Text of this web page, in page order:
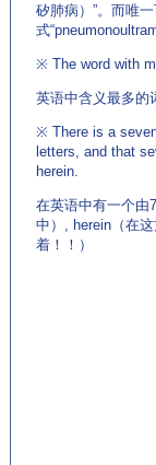
矽肺病）”。而唯
式
※ The word with
英语中含义最多的
※ There is a
letters, and that
herein.
在英语中有一个由
中）, herein（在
着！！）